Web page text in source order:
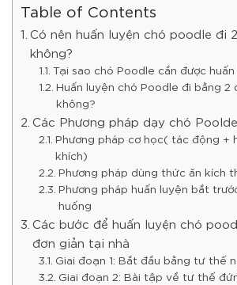
Table of Contents
Có nên huấn luyện chó poodle đi
không?
Tại sao chó Poodle cần được huấn
Huấn luyện chó Poodle đi bằng 2
không?
Các Phương pháp dạy chó
Phương pháp cơ học( tác động +
khích)
Phương pháp dùng thức ăn kích
Phương pháp huấn luyện bắt
huống
Các bước để huấn luyện chó
đơn giản tại nhà
Giai đoạn 1: Bắt đầu bằng tư thế
Giai đoạn 2: Bài tập về tư thế